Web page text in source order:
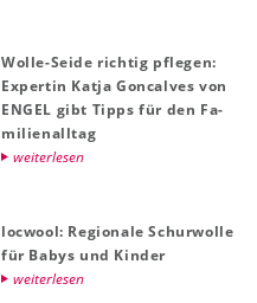
Wolle-Seide rich­tig pfle­gen:
Ex­per­tin Katja Gon­cal­ves von
ENGEL gibt Tipps für den Fa­
mi­li­en­all­tag
wei­ter­le­sen
locwool: Re­gio­na­le Schur­wol­le
für Babys und Kin­der
wei­ter­le­sen